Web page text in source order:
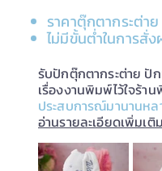
ราคาตุ๊กตากระต่า
ไม่มีขั้นต่ำในการสั่
รับปักตุ๊กตากระต่าย ปั
เรื่องงานพิมพ์ไว้ใจร้
ประสบการณ์มานานห
อ่านรายละเอียดเพิ่มเ